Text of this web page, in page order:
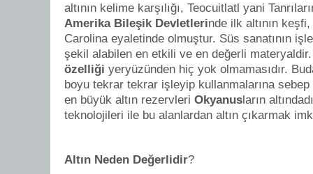
altının kelime karşılığı, Teocuitlatl yani
Amerika Bileşik Devletlerinde ilk altının
Carolina eyaletinde olmuştur. Süs sanatının
şekil alabilen en etkili ve en değerli
özelliği yeryüzünden hiç yok olmamasıdır.
boyu tekrar tekrar işleyip kullanmalarına sebep
en büyük altın rezervleri Okyanusların
teknolojileri ile bu alanlardan altın çıkarmak
Altın Neden Değerlidir?